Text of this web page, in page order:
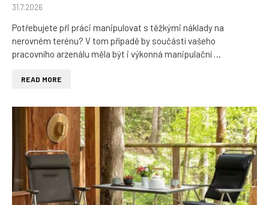
31.7.2026
Potřebujete při práci manipulovat s těžkými náklady na
nerovném terénu? V tom případě by součástí vašeho
pracovního arzenálu měla být i výkonná manipulační …
READ MORE